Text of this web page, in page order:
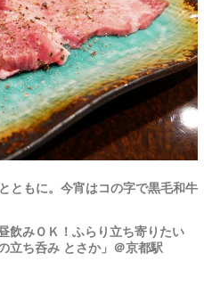
ともに。今宵はコの字で黒毛和牛
飲みＯＫ！ふらり立ち寄りたい
立ち呑み とさか」＠京都駅